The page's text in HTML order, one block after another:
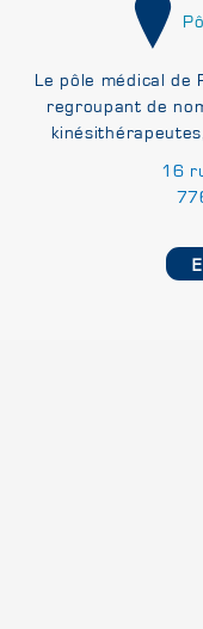
Le pôle médical de
regroupant de
16